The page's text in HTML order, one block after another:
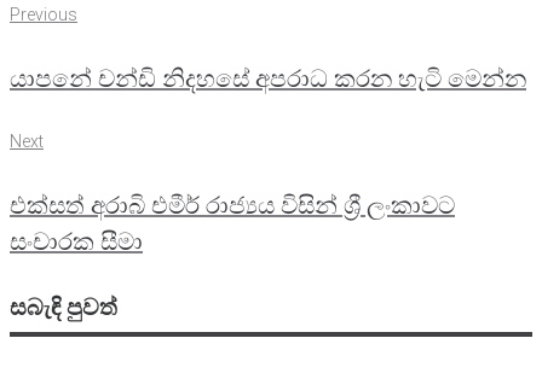
Post
navigation
Previous
Previous
යාපනේ චන්ඩි නිදහසේ අපරාධ කරන හැටි මෙන්න
Next
Next
එක්සත් අරාබි එමීර් රාජ්‍යය විසින් ශ්‍රී ලංකාවට
සංචාරක සීමා
සබැඳි පුවත්